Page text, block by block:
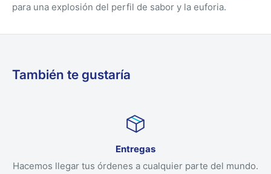
para una explosión del perfil de sabor y la euforia.
También te gustaría
Entregas
Hacemos llegar tus órdenes a cualquier parte del mundo.